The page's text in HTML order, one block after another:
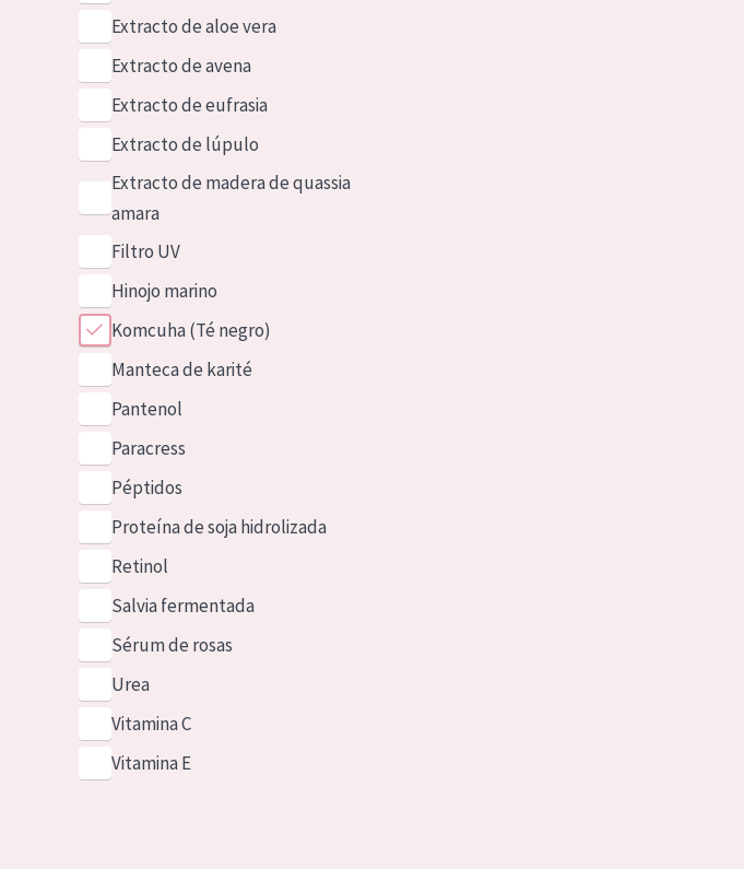
Extracto de aloe vera
Extracto de avena
Extracto de eufrasia
Extracto de lúpulo
Extracto de madera de quassia
amara
Filtro UV
Hinojo marino
Komcuha (Té negro)
Manteca de karité
Pantenol
Paracress
Péptidos
Proteína de soja hidrolizada
Retinol
Salvia fermentada
Sérum de rosas
Urea
Vitamina C
Vitamina E